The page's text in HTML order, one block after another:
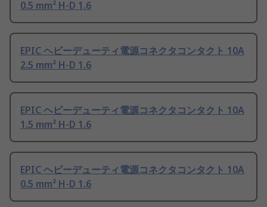
0.5 mm² H-D 1.6
EPIC ヘビーデューティ電源コネクタコンタクト 10A
2.5 mm² H-D 1.6
EPIC ヘビーデューティ電源コネクタコンタクト 10A
1.5 mm² H-D 1.6
EPIC ヘビーデューティ電源コネクタコンタクト 10A
0.5 mm² H-D 1.6